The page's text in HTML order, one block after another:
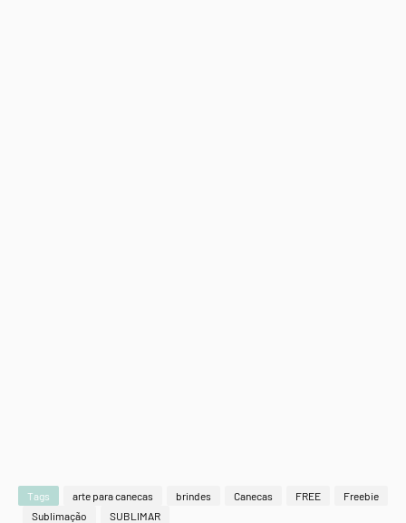
Tags arte para canecas brindes Canecas FREE
Freebie
Sublimação
SUBLIMAR